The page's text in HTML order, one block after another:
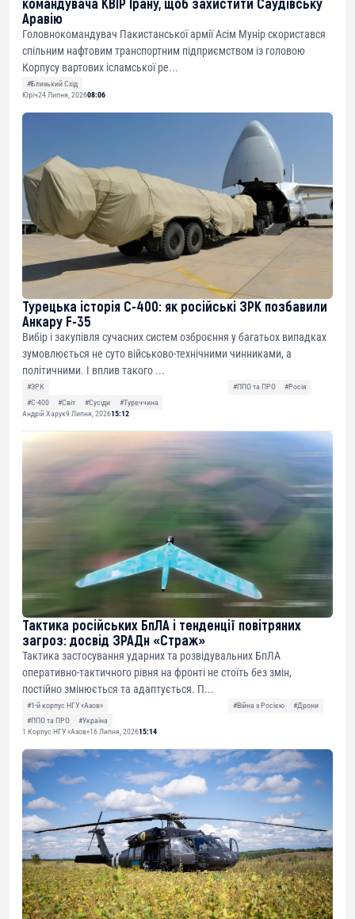
Аравію
Головнокомандувач Пакистанської армії Асім Мунір скористався
спільним нафтовим транспортним підприємством із головою
Корпусу вартових ісламської ре...
#Близький Схід
Юріч24 Липня, 202608:06
Турецька історія С-400: як російські ЗРК позбавили
Анкару F-35
Вибір і закупівля сучасних систем озброєння у багатьох випадках
зумовлюється не суто військово-технічними чинниками, а
політичними. І вплив такого ...
#ЗРК #ППО та ПРО
#Росія
#С-400
#Світ #Сусіди
#Туреччина
Андрій Харук9 Липня, 202615:12
Тактика російських БпЛА і тенденції повітряних
загроз: досвід ЗРАДн «Страж»
Тактика застосування ударних та розвідувальних БпЛА
оперативно-тактичного рівня на фронті не стоїть без змін,
постійно змінюється та адаптується. П...
#1-й корпус НГУ «Азов» #Війна з Росією
#Дрони
#ППО та ПРО
#Україна
1 Корпус НГУ «Азов»16 Липня, 202615:14